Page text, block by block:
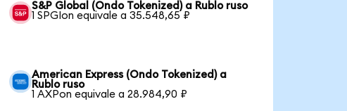
S&P Global (Ondo Tokenized) a Rublo ruso
1 SPGIon equivale a 35.548,65 ₽
American Express (Ondo Tokenized) a
Rublo ruso
1 AXPon equivale a 28.984,90 ₽